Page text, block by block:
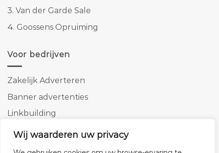
Wij waarderen uw privacy
3. Van der Garde Sale
4. Goossens Opruiming
Voor bedrijven
Zakelijk Adverteren
Banner advertenties
Linkbuilding
SEO copywriting